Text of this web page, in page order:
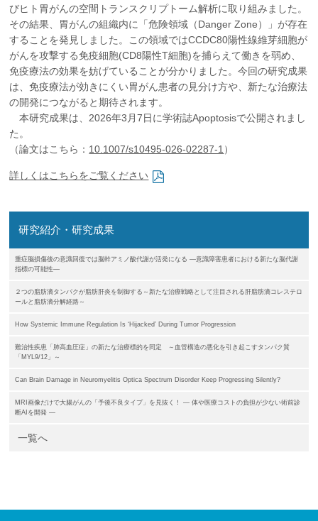
びヒト胃がんの空間トランスクリプトーム解析に取り組みました。
その結果、胃がんの組織内に「危険領域（Danger Zone）」が存在
することを発見しました。この領域ではCCDC80陽性線維芽細胞が
がんを攻撃する免疫細胞(CD8陽性T細胞)を捕らえて働きを弱め、
免疫療法の効果を妨げていることが分かりました。今回の研究成果
は、免疫療法が効きにくい胃がん患者の見分け方や、新たな治療法
の開発につながると期待されます。
本研究成果は、2026年3月7日に学術誌Apoptosisで公開されまし
た。
（論文はこちら： 10.1007/s10495-026-02287-1）
詳しくはこちらをご覧ください
研究紹介・研究成果
重症脳損傷後の意識回復では脳幹アミノ酸代謝が活発になる ―意識障害患者における新たな脳代謝
指標の可能性―
２つの脂肪滴タンパクが脂肪肝炎を制御する～新たな治療戦略として注目される肝脂肪滴コレステロ
ールと脂肪滴分解経路～
How Systemic Immune Regulation Is ‘Hijacked’ During Tumor Progression
難治性疾患「肺高血圧症」の新たな治療標的を同定 ～血管構造の悪化を引き起こすタンパク質
「MYL9/12」～
Can Brain Damage in Neuromyelitis Optica Spectrum Disorder Keep Progressing Silently?
MRI画像だけで大腸がんの「予後不良タイプ」を見抜く！ ― 体や医療コストの負担が少ない術前診
断AIを開発 ―
一覧へ